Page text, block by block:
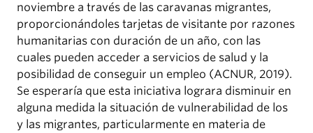
noviembre a través de las caravanas migrantes,
proporcionándoles tarjetas de visitante por razones
humanitarias con duración de un año, con las
cuales pueden acceder a servicios de salud y la
posibilidad de conseguir un empleo (ACNUR, 2019).
Se esperaría que esta iniciativa lograra disminuir en
alguna medida la situación de vulnerabilidad de los
y las migrantes, particularmente en materia de